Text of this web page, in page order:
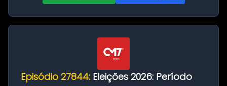
Episódio 27844: Eleições 2026: Período